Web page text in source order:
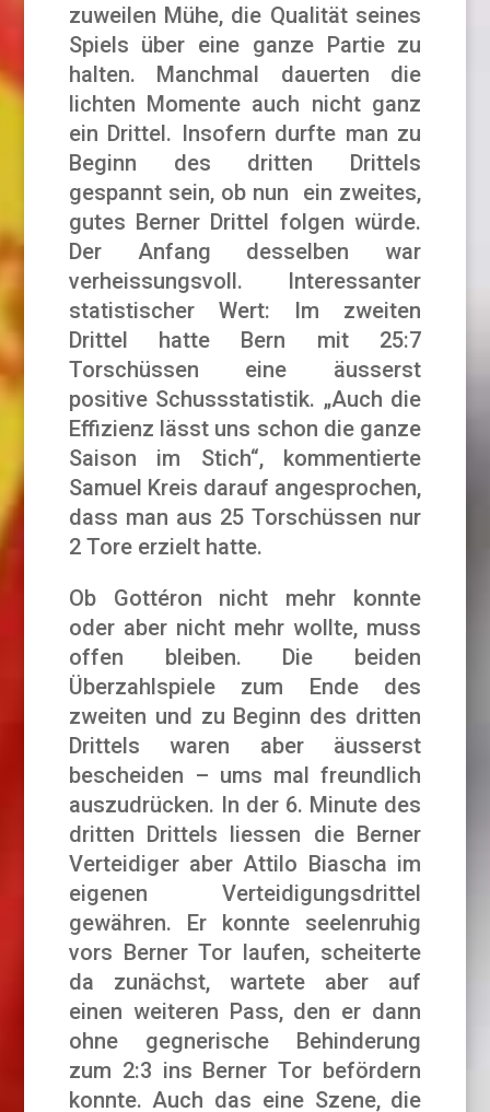
zuweilen Mühe, die Qualität seines
Spiels über eine ganze Partie zu
halten. Manchmal dauerten die
lichten Momente auch nicht ganz
ein Drittel. Insofern durfte man zu
Beginn des dritten Drittels
gespannt sein, ob nun ein zweites,
gutes Berner Drittel folgen würde.
Der Anfang desselben war
verheissungsvoll. Interessanter
statistischer Wert: Im zweiten
Drittel hatte Bern mit 25:7
Torschüssen eine äusserst
positive Schussstatistik. „Auch die
Effizienz lässt uns schon die ganze
Saison im Stich“, kommentierte
Samuel Kreis darauf angesprochen,
dass man aus 25 Torschüssen nur
2 Tore erzielt hatte.
Ob Gottéron nicht mehr konnte
oder aber nicht mehr wollte, muss
offen bleiben. Die beiden
Überzahlspiele zum Ende des
zweiten und zu Beginn des dritten
Drittels waren aber äusserst
bescheiden – ums mal freundlich
auszudrücken. In der 6. Minute des
dritten Drittels liessen die Berner
Verteidiger aber Attilo Biascha im
eigenen Verteidigungsdrittel
gewähren. Er konnte seelenruhig
vors Berner Tor laufen, scheiterte
da zunächst, wartete aber auf
einen weiteren Pass, den er dann
ohne gegnerische Behinderung
zum 2:3 ins Berner Tor befördern
konnte. Auch das eine Szene, die